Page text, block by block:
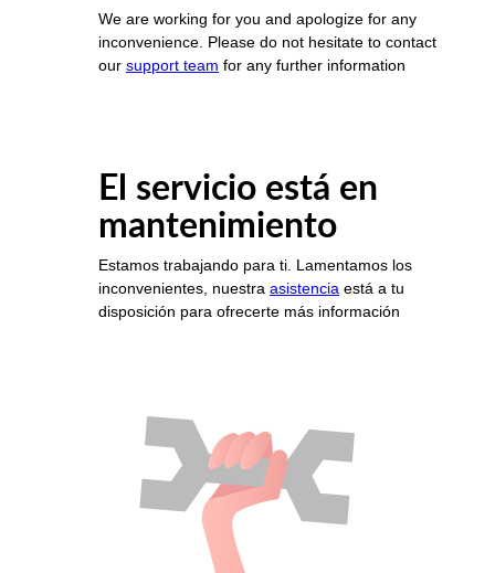
We are working for you and apologize for any
inconvenience. Please do not hesitate to contact
our support team for any further information
El servicio está en
mantenimiento
Estamos trabajando para ti. Lamentamos los
inconvenientes, nuestra asistencia está a tu
disposición para ofrecerte más información